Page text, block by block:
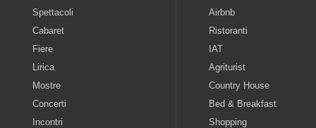
Spettacoli
Cabaret
Fiere
Lirica
Mostre
Concerti
Incontri
Airbnb
Ristoranti
IAT
Agriturist
Country House
Bed & Breakfast
Shopping